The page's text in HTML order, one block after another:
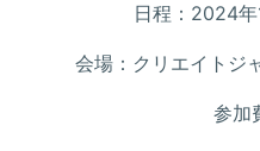
日程：2024年
会場：クリエイト
参加